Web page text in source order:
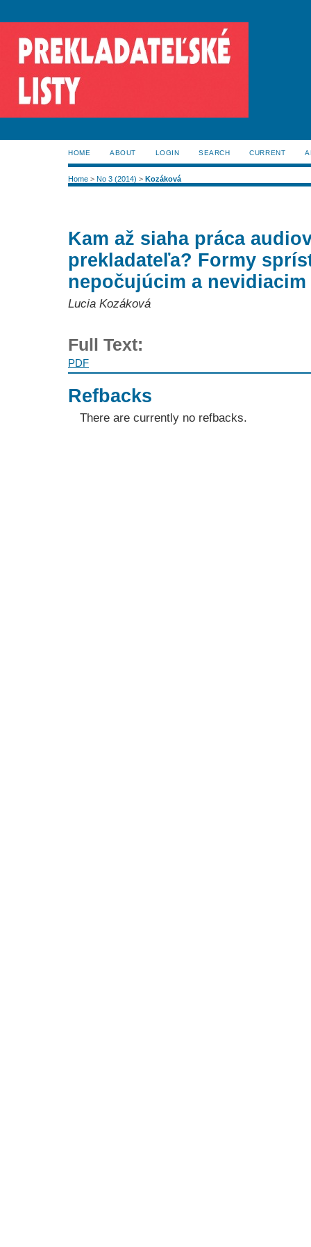
HOME ABOUT LOGIN SEARCH CURRENT
Home > No 3 (2014) > Kozáková
Kam až siaha práca
prekladateľa? Formy
nepočujúcim a nevidiacim
Lucia Kozáková
Full Text:
PDF
Refbacks
There are currently no refbacks.